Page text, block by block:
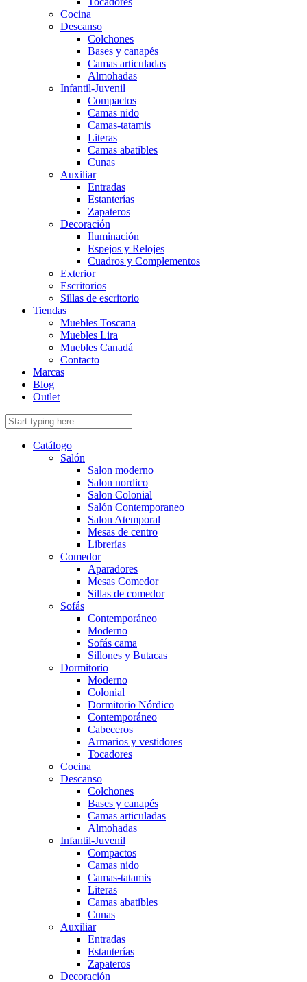
Cocina
Descanso
Colchones
Bases y canapés
Camas articuladas
Almohadas
Infantil-Juvenil
Compactos
Camas nido
Camas-tatamis
Literas
Camas abatibles
Cunas
Auxiliar
Entradas
Estanterías
Zapateros
Decoración
Iluminación
Espejos y Relojes
Cuadros y Complementos
Exterior
Escritorios
Sillas de escritorio
Tiendas
Muebles Toscana
Muebles Lira
Muebles Canadá
Contacto
Marcas
Blog
Outlet
Catálogo
Salón
Salon moderno
Salon nordico
Salon Colonial
Salón Contemporaneo
Salon Atemporal
Mesas de centro
Librerías
Comedor
Aparadores
Mesas Comedor
Sillas de comedor
Sofás
Contemporáneo
Moderno
Sofás cama
Sillones y Butacas
Dormitorio
Moderno
Colonial
Dormitorio Nórdico
Contemporáneo
Cabeceros
Armarios y vestidores
Tocadores
Cocina
Descanso
Colchones
Bases y canapés
Camas articuladas
Almohadas
Infantil-Juvenil
Compactos
Camas nido
Camas-tatamis
Literas
Camas abatibles
Cunas
Auxiliar
Entradas
Estanterías
Zapateros
Decoración